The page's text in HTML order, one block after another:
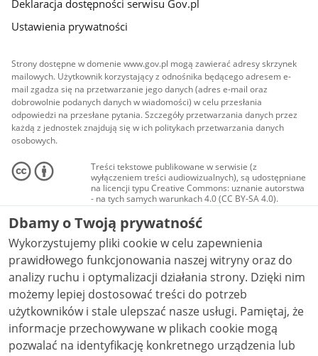
Deklaracja dostępności serwisu Gov.pl
Ustawienia prywatności
Strony dostępne w domenie www.gov.pl mogą zawierać adresy skrzynek
mailowych. Użytkownik korzystający z odnośnika będącego adresem e-
mail zgadza się na przetwarzanie jego danych (adres e-mail oraz
dobrowolnie podanych danych w wiadomości) w celu przesłania
odpowiedzi na przesłane pytania. Szczegóły przetwarzania danych przez
każdą z jednostek znajdują się w ich politykach przetwarzania danych
osobowych.
Treści tekstowe publikowane w serwisie (z
wyłączeniem treści audiowizualnych), są udostępniane
na licencji typu Creative Commons: uznanie autorstwa
- na tych samych warunkach 4.0 (CC BY-SA 4.0).
Materiały audiowizualne, w tym zdjęcia, materiały
audio i wideo, są udostępniane na licencji typu
Creative Commons: uznanie autorstwa użycie
niekomercyjne - bez utworów zależnych 4.0 (CC BY-
NC-ND 4.0), o ile nie jest to stwierdzone inaczej.
Dbamy o Twoją prywatność
Wykorzystujemy pliki cookie w celu zapewnienia
prawidłowego funkcjonowania naszej witryny oraz do
analizy ruchu i optymalizacji działania strony. Dzięki nim
możemy lepiej dostosować treści do potrzeb
użytkowników i stale ulepszać nasze usługi. Pamiętaj, że
informacje przechowywane w plikach cookie mogą
pozwalać na identyfikację konkretnego urządzenia lub